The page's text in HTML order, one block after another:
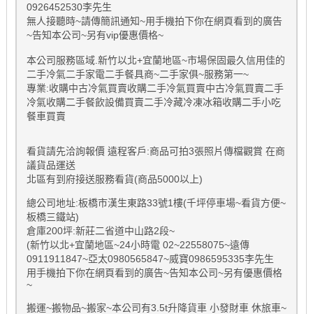
0926452530李先生
無人接聽時~請傳簡訊通知~用手機拍下你在網頁看到的廣告
~告知本公司~另有vip優惠價格~
本公司服務區域.新竹以北+宜蘭地區~市場保固最久信用佳的
二手冷氣二手家電二手餐具商~二手家俱~服務第一~
專業:收購中古冷氣買賣收購二手冷氣買賣中古冷氣買賣二手
冷氣收購二手餐飲設備買賣二手冷藏冷凍冰箱收購二手小吃
餐車買賣
看貨請先洽詢報價 遠程客戶:商品可拍3張照片傳檔觀賞 在商
議貨品運送
北區有到府接送服務看貨(商品5000以上)
總公司地址:板橋市漢生東路33號1樓(千坪停車場~看貨方便~
板橋三鐵站)
倉庫200坪:新莊二省道中山路2段~
(新竹以北+宜蘭地區~24小時電 02~22558075~遠傳
0911911847~亞太0980565847~威寶0986595335李先生
用手機拍下你在網頁看到的廣告~告知本公司~另有優惠價格
~
搬運~搬物品~搬家~本公司有3.5t升降貨車 小發財車 休旅車~